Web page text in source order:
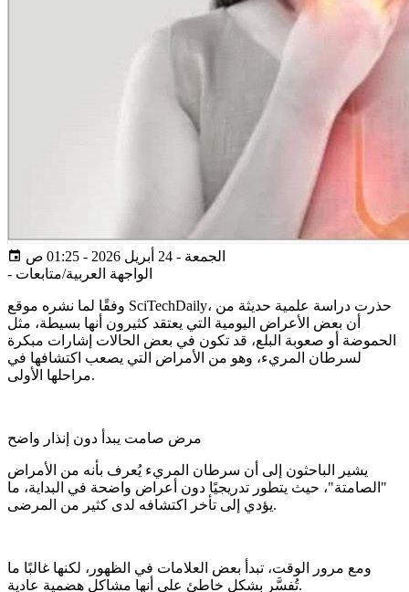
الجمعة - 24 أبريل 2026 - 01:25 ص
- الواجهة العربية/متابعات
وفقًا لما نشره موقع SciTechDaily، حذرت دراسة علمية حديثة من
أن بعض الأعراض اليومية التي يعتقد كثيرون أنها بسيطة، مثل
الحموضة أو صعوبة البلع، قد تكون في بعض الحالات إشارات مبكرة
لسرطان المريء، وهو من الأمراض التي يصعب اكتشافها في
مراحلها الأولى.
مرض صامت يبدأ دون إنذار واضح
يشير الباحثون إلى أن سرطان المريء يُعرف بأنه من الأمراض
"الصامتة"، حيث يتطور تدريجيًا دون أعراض واضحة في البداية، ما
يؤدي إلى تأخر اكتشافه لدى كثير من المرضى.
ومع مرور الوقت، تبدأ بعض العلامات في الظهور، لكنها غالبًا ما
تُفسَّر بشكل خاطئ على أنها مشاكل هضمية عادية.